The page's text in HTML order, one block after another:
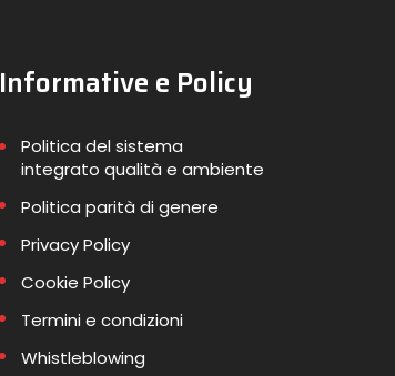
Informative e Policy
Politica del sistema
integrato qualità e ambiente
Politica parità di genere
Privacy Policy
Cookie Policy
Termini e condizioni
Whistleblowing